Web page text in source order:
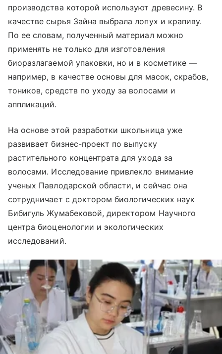
производства которой используют древесину. В
качестве сырья Зайна выбрала лопух и крапиву.
По ее словам, полученный материал можно
применять не только для изготовления
биоразлагаемой упаковки, но и в косметике —
например, в качестве основы для масок, скрабов,
тоников, средств по уходу за волосами и
аппликаций.
На основе этой разработки школьница уже
развивает бизнес-проект по выпуску
растительного концентрата для ухода за
волосами. Исследование привлекло внимание
ученых Павлодарской области, и сейчас она
сотрудничает с доктором биологических наук
Бибигуль Жумабековой, директором Научного
центра биоценологии и экологических
исследований.